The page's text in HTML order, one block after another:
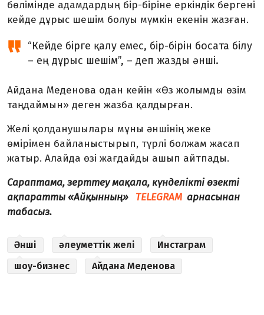
бөлімінде адамдардың бір-біріне еркіндік бергені
кейде дұрыс шешім болуы мүмкін екенін жазған.
“Кейде бірге қалу емес, бір-бірін босата білу
– ең дұрыс шешім”, – деп жазды әнші.
Айдана Меденова одан кейін «Өз жолымды өзім
таңдаймын» деген жазба қалдырған.
Желі қолданушылары мұны әншінің жеке
өмірімен байланыстырып, түрлі болжам жасап
жатыр. Алайда өзі жағдайды ашып айтпады.
Сараптама, зерттеу мақала, күнделікті өзекті
ақпаратты «Айқынның»
TELEGRAM арнасынан
табасыз.
Әнші әлеуметтік желі
Инстаграм
шоу-бизнес
Айдана Меденова